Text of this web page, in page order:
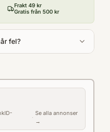
Frakt 49 kr
Gratis från 500 kr
fel?
·
Se alla annonser
→